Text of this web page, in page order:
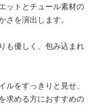
ットとチュール素材の
を演出します。
も優しく、包み込まれ
をすっきりと見せ、
求める方におすすめの